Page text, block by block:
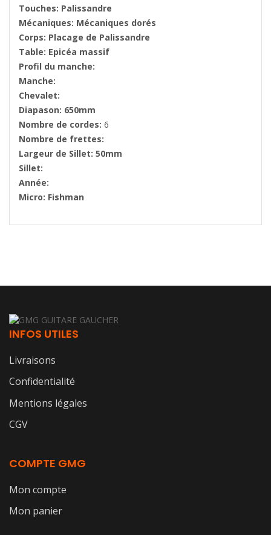
Touches: Palissandre
Mécaniques: Mécaniques dorés
Corps: Placage de Palissandre
Table: Epicéa massif
Profil du manche:
Manche:
Chevalet:
Diapason: 650mm
Nombre de cordes: 6
Nombre de frettes:
Largeur de Sillet: 50mm
Sillet:
Année:
Micro: Fishman
INFOS UTILES
Livraisons
Confidentialité
Mentions légales
CGV
COMPTE GMG
Mon compte
Mon panier